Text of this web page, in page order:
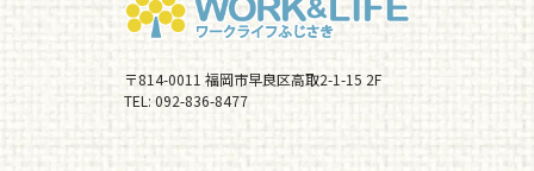
〒814-0011 福岡市早良区高取2-1-15 2F
TEL: 092-836-8477